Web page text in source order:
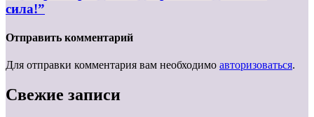
сила!”
Отправить комментарий
Для отправки комментария вам необходимо авторизоваться.
Свежие записи